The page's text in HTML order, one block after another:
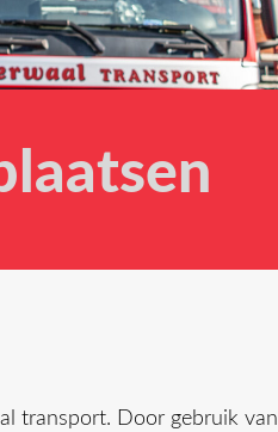
transport. Door gebruik van